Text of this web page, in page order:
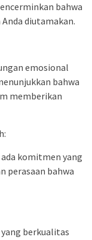
bahwa
diutamakan.
emosional
bahwa
memberikan
komitmen yang
perasaan bahwa
berkualitas